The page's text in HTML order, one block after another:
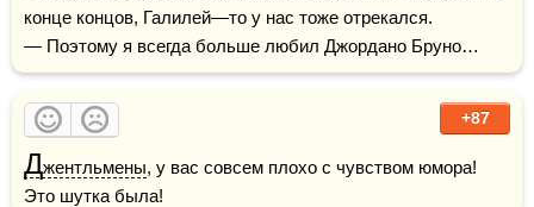
конце концов, Галилей—то у нас тоже отрекался.
— Поэтому я всегда больше любил Джордано Бруно…
+87
Джентльмены, у вас совсем плохо с чувством юмора!
Это шутка была!